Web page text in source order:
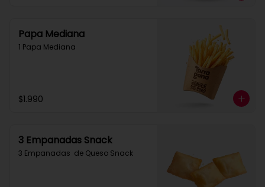
Papa Mediana
1 Papa Mediana
$1.990
3 Empanadas Snack
3 Empanadas  de Queso Snack